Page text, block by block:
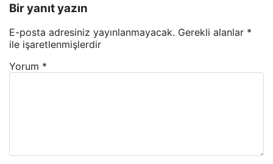
Bir yanıt yazın
E-posta adresiniz yayınlanmayacak. Gerekli alanlar *
ile işaretlenmişlerdir
Yorum *